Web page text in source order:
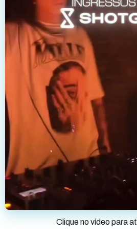
Clique no vídeo para